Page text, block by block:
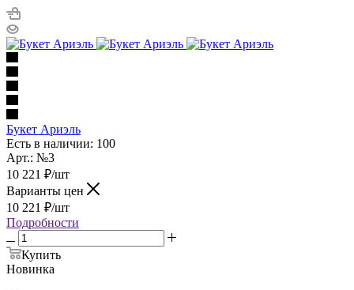
Букет Ариэль
Есть в наличии: 100
Арт.: №3
10 221 ₽/шт
Варианты цен
10 221 ₽/шт
Подробности
Купить
Новинка